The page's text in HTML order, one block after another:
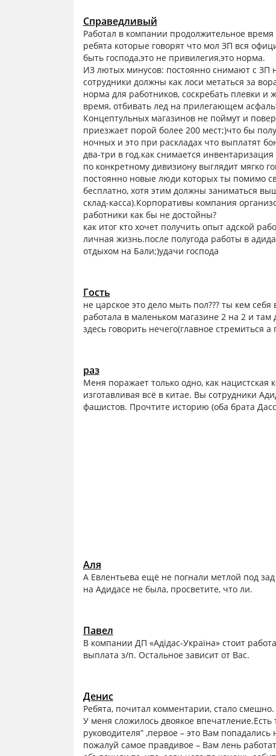
Справедливый
Работал в компании продолжительное
ребята которые говорят что мол ЗП вся
быть господа,это не привилегия,это норма.
ИЗ лютых минусов: постоянно снимают с ЗП
сотрудники должны как лоси метаться за
норма для работников, соскребать плевки и
время, отбивать лед на прилегающем
Концептульных магазинов не поймут и
приезжает порой более 200 мест;)что бы
ночных и это при раскладах что выплатят
два-три в год.как снимается
по конкретному дивизиону выглядит мягко
постоянно новые люди которых ты помимо
бесплатно, хотя этим должны заниматься
склад-касса).Корпоративы компания
работники как бы не достойны?
как итог кто хочет получить опыт адской
личная жизнь.после полугода работы в
отдыхом на Бали;)удачи господа
Гость
не царское это дело мыть пол??? ты кем
работала в маленьком магазине 2 на 2 и
здесь говорить нечего(главное стремиться
раз
Меня поражает только одно, как нацистская
изготавливая всё в китае. Вы сотрудники
фашистов. Прочтите историю (оба брата
Аля
А Евлентьева ещё не погнали метлой под зад
на Адидасе не была, просветите, что ли.
Павел
В компании ДП «Адідас-Україна» стоит
выплата з/п. Остальное зависит от Вас.
Денис
Ребята, почитал комментарии, стало смешно.
У меня сложилось двоякое
руководителя” ,первое – это Вам
пожалуй самое правдивое – Вам лень